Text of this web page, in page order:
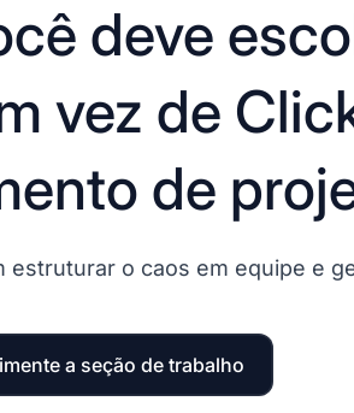
deve
vez de
de
estruturar o caos em equipe e
a seção de trabalho